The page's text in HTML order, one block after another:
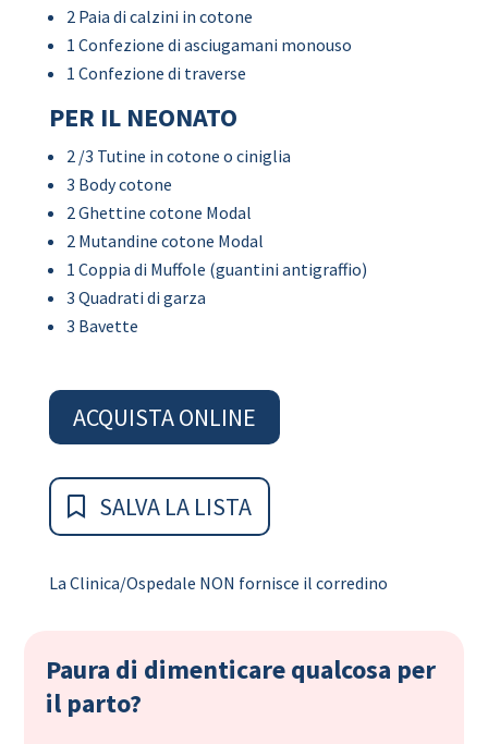
2 Paia di calzini in cotone
1 Confezione di asciugamani monouso
1 Confezione di traverse
PER IL NEONATO
2 /3 Tutine in cotone o ciniglia
3 Body cotone
2 Ghettine cotone Modal
2 Mutandine cotone Modal
1 Coppia di Muffole (guantini antigraffio)
3 Quadrati di garza
3 Bavette
ACQUISTA ONLINE
SALVA LA LISTA
La Clinica/Ospedale NON fornisce il corredino
Paura di dimenticare qualcosa per
il parto?